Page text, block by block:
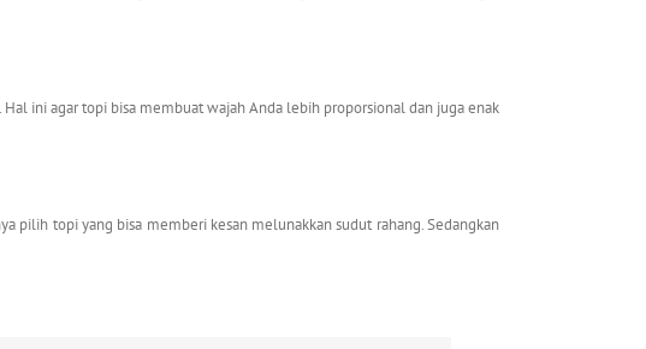
ini agar topi bisa membuat wajah Anda lebih proporsional dan juga enak
pilih topi yang bisa memberi kesan melunakkan sudut rahang. Sedangkan